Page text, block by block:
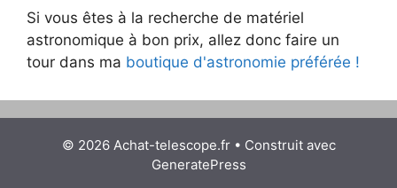
Si vous êtes à la recherche de matériel
astronomique à bon prix, allez donc faire un
tour dans ma boutique d'astronomie préférée !
© 2026 Achat-telescope.fr• Construit avec
GeneratePress